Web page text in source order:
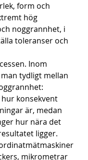
form och
hög
noggrannhet, i
toleranser och
Inom
tydligt mellan
konsekvent
är, medan
hur nära det
ligger.
mikrometrar